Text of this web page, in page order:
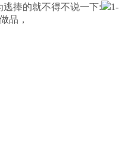
捧的就不得不说一下:
1-
品，